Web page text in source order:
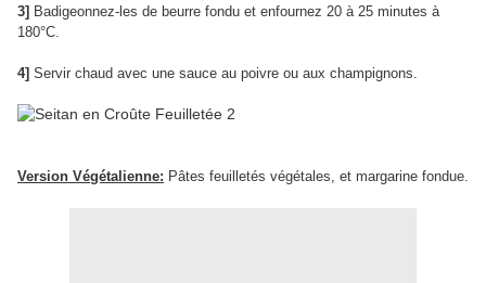
3] Badigeonnez-les de beurre fondu et enfournez 20 à 25 minutes à
180°C.
4] Servir chaud avec une sauce au poivre ou aux champignons.
Version Végétalienne: Pâtes feuilletés végétales, et margarine fondue.